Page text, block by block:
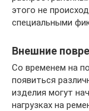
этого не
специальными
Внешние
Со временем на
появиться
изделия могут
нагрузках на